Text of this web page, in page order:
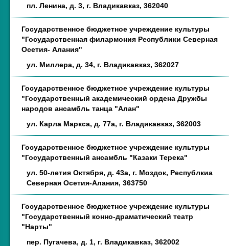
пл. Ленина, д. 3, г. Владикавказ, 362040
Государственное бюджетное учреждение культуры
"Государственная филармония Республики Северная
Осетия- Алания"
ул. Миллера, д. 34, г. Владикавказ, 362027
Государственное бюджетное учреждение культуры
"Государственный академический ордена Дружбы
народов ансамбль танца "Алан"
ул. Карла Маркса, д. 77а, г. Владикавказ, 362003
Государственное бюджетное учреждение культуры
"Государственный ансамбль "Казаки Терека"
ул. 50-летия Октября, д. 43а, г. Моздок, Республкиа
Северная Осетия-Алания, 363750
Государственное бюджетное учреждение культуры
"Государственный конно-драматический театр
"Нарты"
пер. Пугачева, д. 1, г. Владикавказ, 362002